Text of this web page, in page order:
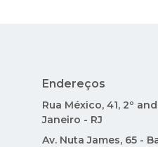
Endereços
Rua México, 41, 2º
Janeiro - RJ
Av. Nuta James, 65 -